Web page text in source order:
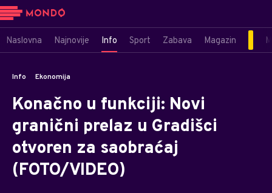
Naslovna Najnovije Info Sport Zabava Magazin
Info Ekonomija
Konačno u funkciji: Novi
granični prelaz u Gradišci
otvoren za saobraćaj
(FOTO/VIDEO)